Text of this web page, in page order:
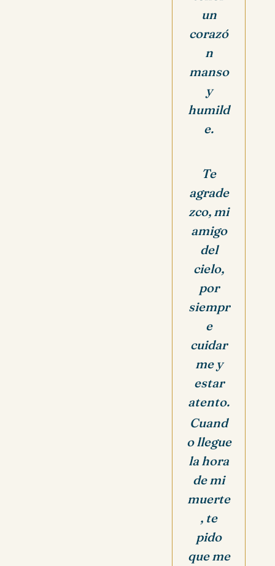
un
corazó
n
manso
y
humild
e.
Te
agrade
zco, mi
amigo
del
cielo,
por
siempr
e
cuidar
me y
estar
atento.
Cuand
o llegue
la hora
de mi
muerte
, te
pido
que me